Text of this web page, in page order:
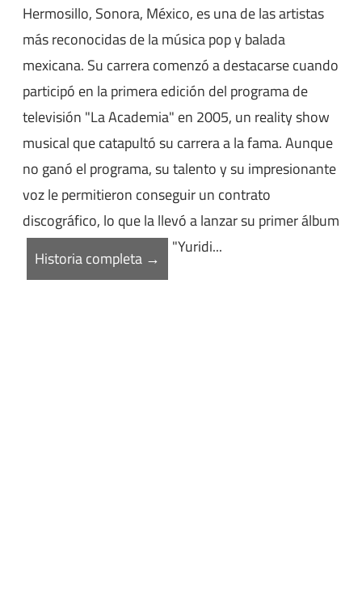
Hermosillo, Sonora, México, es una de las artistas
más reconocidas de la música pop y balada
mexicana. Su carrera comenzó a destacarse cuando
participó en la primera edición del programa de
televisión "La Academia" en 2005, un reality show
musical que catapultó su carrera a la fama. Aunque
no ganó el programa, su talento y su impresionante
voz le permitieron conseguir un contrato
discográfico, lo que la llevó a lanzar su primer álbum
"Yuridi...
Historia completa →